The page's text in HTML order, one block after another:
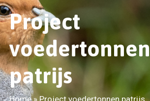
Project
voedertonnen
patrijs
Home» Project voedertonnen patrijs